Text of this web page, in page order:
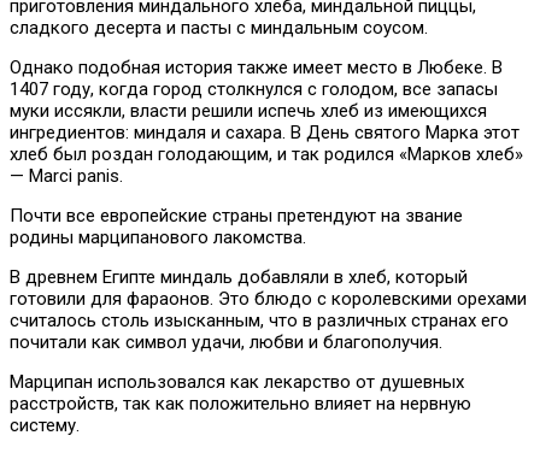
приготовления миндального хлеба, миндальной пиццы,
сладкого десерта и пасты с миндальным соусом.
Однако подобная история также имеет место в Любеке. В
1407 году, когда город столкнулся с голодом, все запасы
муки иссякли, власти решили испечь хлеб из имеющихся
ингредиентов: миндаля и сахара. В День святого Марка этот
хлеб был роздан голодающим, и так родился «Марков хлеб»
— Marci panis.
Почти все европейские страны претендуют на звание
родины марципанового лакомства.
В древнем Египте миндаль добавляли в хлеб, который
готовили для фараонов. Это блюдо с королевскими орехами
считалось столь изысканным, что в различных странах его
почитали как символ удачи, любви и благополучия.
Марципан использовался как лекарство от душевных
расстройств, так как положительно влияет на нервную
систему.